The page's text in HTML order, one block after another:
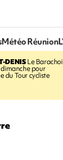
Météo Réunion
DENISLe
pour
du Tour cycliste